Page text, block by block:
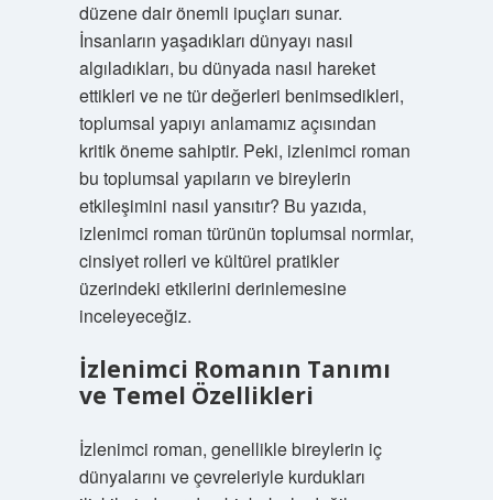
düzene dair önemli ipuçları sunar.
İnsanların yaşadıkları dünyayı nasıl
algıladıkları, bu dünyada nasıl hareket
ettikleri ve ne tür değerleri benimsedikleri,
toplumsal yapıyı anlamamız açısından
kritik öneme sahiptir. Peki, izlenimci roman
bu toplumsal yapıların ve bireylerin
etkileşimini nasıl yansıtır? Bu yazıda,
izlenimci roman türünün toplumsal normlar,
cinsiyet rolleri ve kültürel pratikler
üzerindeki etkilerini derinlemesine
inceleyeceğiz.
İzlenimci Romanın Tanımı
ve Temel Özellikleri
İzlenimci roman, genellikle bireylerin iç
dünyalarını ve çevreleriyle kurdukları